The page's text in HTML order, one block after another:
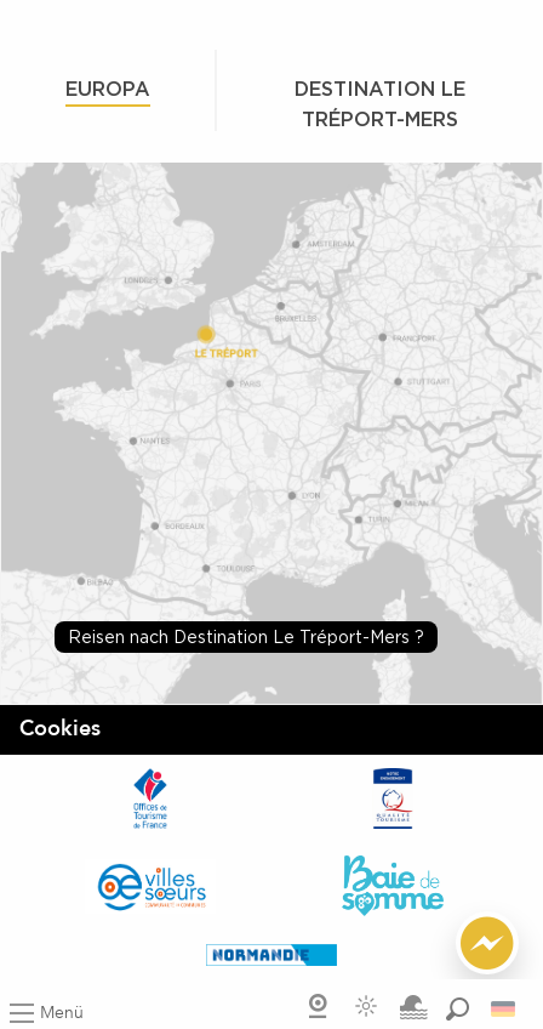
Menü
EUROPA
DESTINATION LE
TRÉPORT-MERS
Reisen nach Destination Le Tréport-Mers ?
Cookies